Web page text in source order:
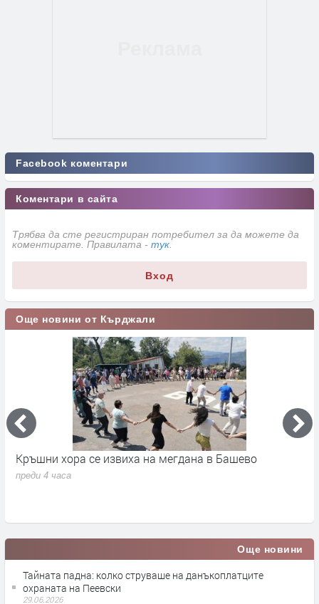
Facebook коментари
Коментари в сайта
Трябва да сте регистриран потребител за да можете да
коментирате. Правилата - тук
Вход
Още новини от Кърджали
мегдана в Башево
Кърджалиецът Е.Осман
Още новини
Тайната падна: колко струваше на данъкоплатците
охраната на Пеевски
29.06.2026